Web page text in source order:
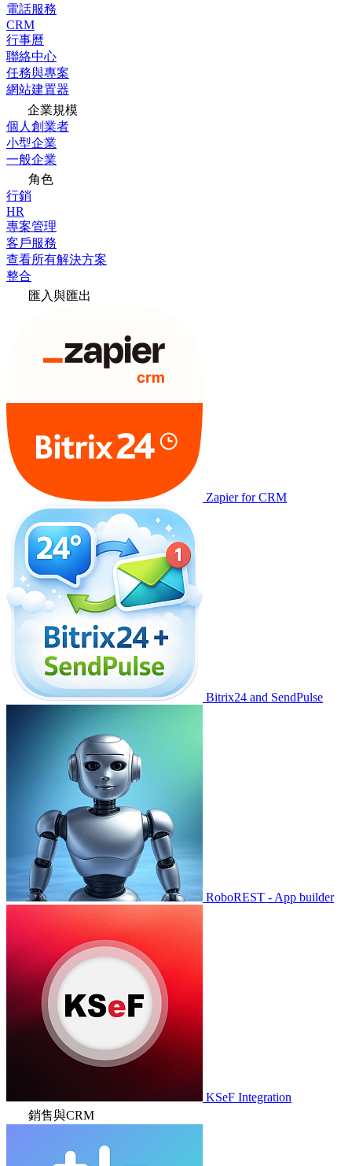
電話服務
CRM
行事曆
聯絡中心
任務與專案
網站建置器
企業規模
個人創業者
小型企業
一般企業
角色
行銷
HR
專案管理
客戶服務
查看所有解決方案
整合
匯入與匯出
Zapier for CRM
Bitrix24 and SendPulse
RoboREST - App builder
KSeF Integration
銷售與CRM